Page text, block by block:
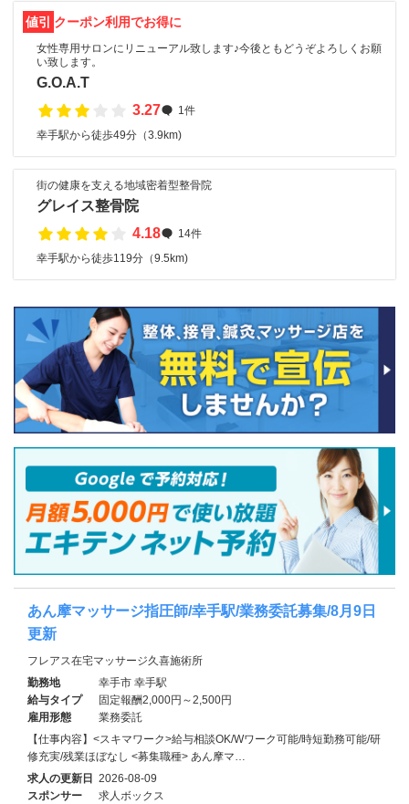
値引 クーポン利用でお得に
女性専用サロンにリニューアル致します♪今後ともどうぞよろしくお願
い致します。
G.O.A.T
3.27
1件
幸手駅から徒歩49分（3.9km)
街の健康を支える地域密着型整骨院
グレイス整骨院
4.18
14件
幸手駅から徒歩119分（9.5km)
あん摩マッサージ指圧師/幸手駅/業務委託募集/8月9日
更新
フレアス在宅マッサージ久喜施術所
勤務地
幸手市 幸手駅
給与タイプ
固定報酬2,000円～2,500円
雇用形態
業務委託
【仕事内容】<スキマワーク>給与相談OK/Wワーク可能/時短勤務可能/研
修充実/残業ほぼなし <募集職種> あん摩マ…
求人の更新日 2026-08-09
スポンサー
求人ボックス